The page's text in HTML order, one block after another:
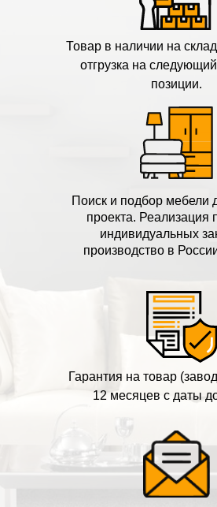
Поиск и подбор мебели
проекта. Реализация
индивидуальных
производство в
Товар в наличии на
отгрузка на
позиции.
Гарантия на товар
12 месяцев с даты